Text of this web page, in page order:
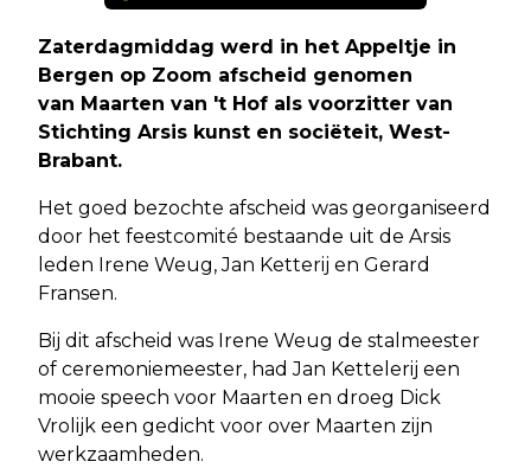
Zaterdagmiddag werd in het Appeltje in
Bergen op Zoom afscheid genomen
van Maarten van 't Hof als voorzitter van
Stichting Arsis kunst en sociëteit, West-
Brabant.
Het goed bezochte afscheid was georganiseerd
door het feestcomité bestaande uit de Arsis
leden Irene Weug, Jan Ketterij en Gerard
Fransen.
Bij dit afscheid was Irene Weug de stalmeester
of ceremoniemeester, had Jan Kettelerij een
mooie speech voor Maarten en droeg Dick
Vrolijk een gedicht voor over Maarten zijn
werkzaamheden.